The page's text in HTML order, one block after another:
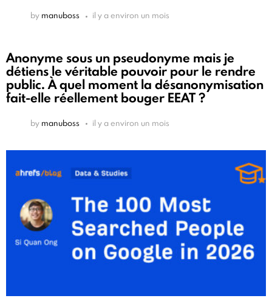
by manuboss il y a environ un mois
Anonyme sous un pseudonyme mais je
détiens le véritable pouvoir pour le rendre
public. À quel moment la désanonymisation
fait-elle réellement bouger EEAT ?
by manuboss il y a environ un mois